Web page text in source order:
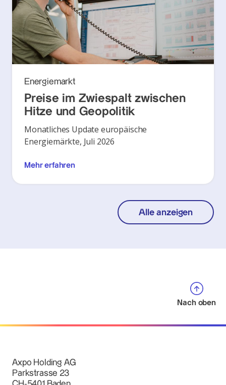
Energiemarkt
Preise im Zwiespalt zwischen
Hitze und Geopolitik
Monatliches Update europäische
Energiemärkte, Juli 2026
Mehr erfahren
Alle anzeigen
Nach oben
Axpo Holding AG
Parkstrasse 23